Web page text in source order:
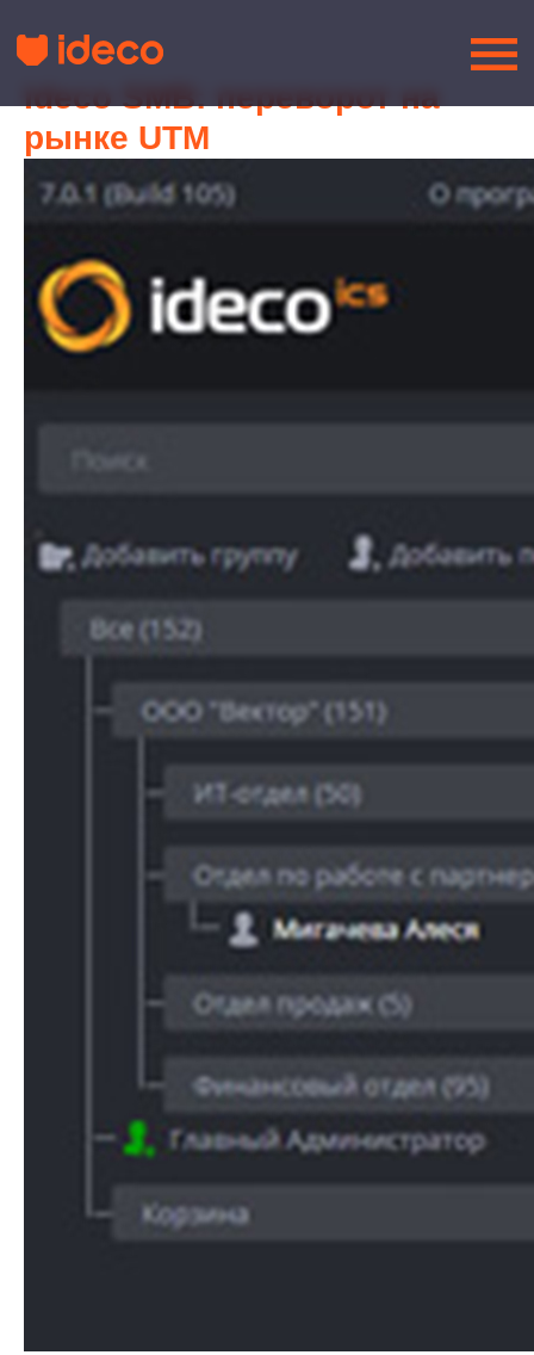
Ideco SMB: переворот на
рынке UTM